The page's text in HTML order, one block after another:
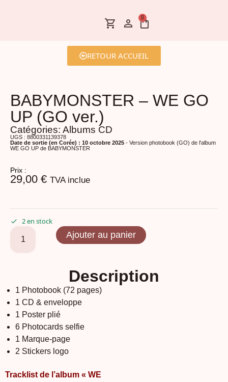
0
RETOUR ACCUEIL
BABYMONSTER – WE GO
UP (GO ver.)
Catégories: Albums CD
UGS : 8800331139378
Date de sortie (en Corée) : 10 octobre 2025 - Version photobook (GO) de l'album
WE GO UP de BABYMONSTER
Prix :
29,00 € TVA inclue
2 en stock
Ajouter au panier
Description
1 Photobook (72 pages)
1 CD & enveloppe
1 Poster plié
6 Photocards selfie
1 Marque-page
2 Stickers logo
Tracklist de l’album « WE